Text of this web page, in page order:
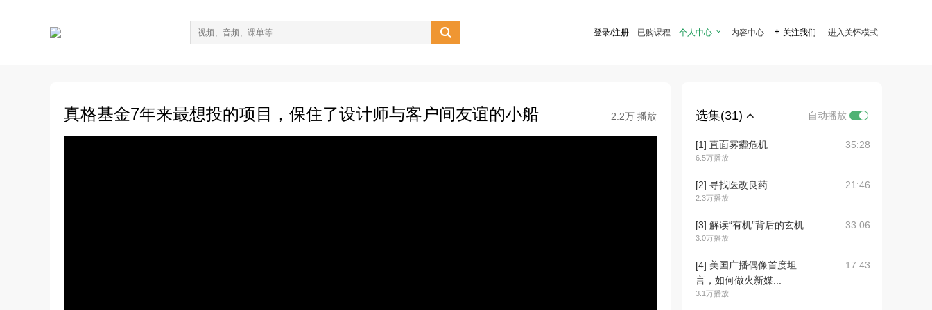
 登录/注册 已购课程 个人中心  内容中心  关注我们 进入关怀模式
真格基金7年来最想投的项目，保住了设计师与客户间友谊的小船 2.2万 播放 选集(31) 自动播放
[1] 直面雾霾危机
6.5万播放
35:28
[2] 寻找医改良药
2.3万播放
21:46
[3] 解读“有机”背后的玄机
3.0万播放
33:06
[4] 美国广播偶像首度坦
言，如何做火新媒...
3.1万播放
17:43